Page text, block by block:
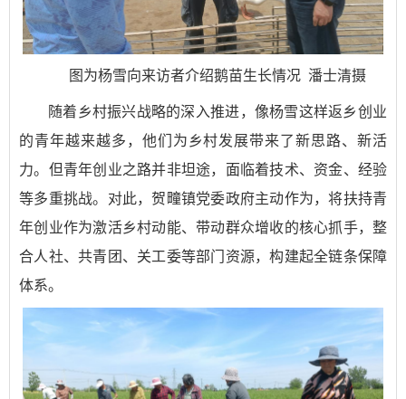
图为杨雪向来访者介绍鹅苗生长情况 潘士清摄
随着乡村振兴战略的深入推进，像杨雪这样返乡创业
的青年越来越多，他们为乡村发展带来了新思路、新活
力。但青年创业之路并非坦途，面临着技术、资金、经验
等多重挑战。对此，贺疃镇党委政府主动作为，将扶持青
年创业作为激活乡村动能、带动群众增收的核心抓手，整
合人社、共青团、关工委等部门资源，构建起全链条保障
体系。